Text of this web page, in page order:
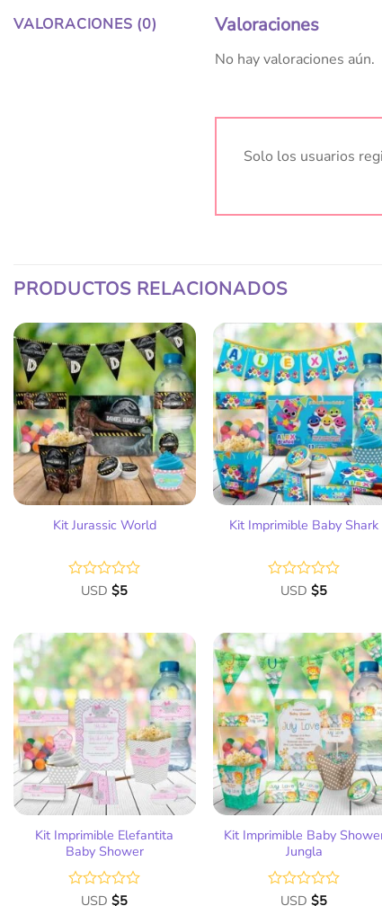
VALORACIONES (0) Valoraciones
No hay valoraciones aún.
Solo los usuarios
PRODUCTOS RELACIONADOS
Añadir
a la
lista
de
deseos
Kit Jurassic World
Valorado
de
5
USD$5
Añadir
a la
lista
de
deseos
Kit Imprimible Baby Shark
Valorado
USD$5
Añadir
a la
lista
de
deseos
Kit Imprimible Elefantita
Baby Shower
Valorado
USD$5
Añadir
a la
lista
de
deseos
Kit Imprimible Baby
Jungla
Valorado
USD$5